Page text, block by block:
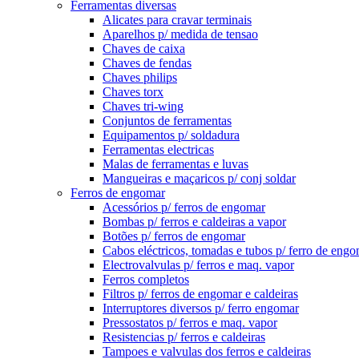
Ferramentas diversas
Alicates para cravar terminais
Aparelhos p/ medida de tensao
Chaves de caixa
Chaves de fendas
Chaves philips
Chaves torx
Chaves tri-wing
Conjuntos de ferramentas
Equipamentos p/ soldadura
Ferramentas electricas
Malas de ferramentas e luvas
Mangueiras e maçaricos p/ conj soldar
Ferros de engomar
Acessórios p/ ferros de engomar
Bombas p/ ferros e caldeiras a vapor
Botões p/ ferros de engomar
Cabos eléctricos, tomadas e tubos p/ ferro de
Electrovalvulas p/ ferros e maq. vapor
Ferros completos
Filtros p/ ferros de engomar e caldeiras
Interruptores diversos p/ ferro engomar
Pressostatos p/ ferros e maq. vapor
Resistencias p/ ferros e caldeiras
Tampoes e valvulas dos ferros e caldeiras